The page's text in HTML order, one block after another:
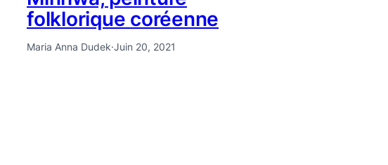
folklorique coréenne
Maria Anna Dudek·Juin 20, 2021